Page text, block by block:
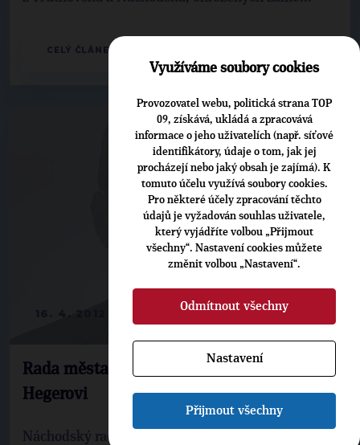
CELÝ ČLÁNEK
Rada města Náchoda děkuje Leoši
Hegerovi
Náchodský radní, Aleš Cabicar, k získání statutu
Využíváme soubory cookies
Provozovatel webu, politická strana TOP
09, získává, ukládá a zpracovává
informace o jeho uživatelích (např. síťové
identifikátory, údaje o tom, jak jej
procházejí nebo jaký obsah je zajímá). K
tomuto účelu využívá soubory cookies.
Pro některé účely zpracování těchto
údajů je vyžadován souhlas uživatele,
který vyjádříte volbou „Přijmout
všechny“. Nastavení cookies můžete
změnit volbou „Nastavení“.
Odmítnout všechny
Nastavení
Přijmout všechny